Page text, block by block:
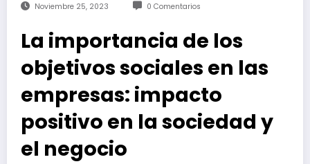
Noviembre 25, 2023 0 Comentarios
La importancia de los
objetivos sociales en las
empresas: impacto
positivo en la sociedad y
el negocio